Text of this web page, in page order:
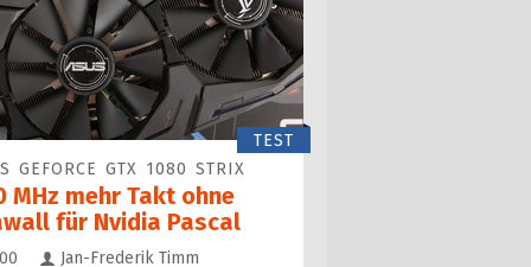
TEST
GEFORCE GTX 1080 STRIX
MHz mehr Takt ohne
für Nvidia Pascal
Kommentare
Jan-Frederik Timm